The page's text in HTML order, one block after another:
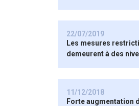
22/07/2019
Les mesures
demeurent à des
11/12/2018
Forte augmentation